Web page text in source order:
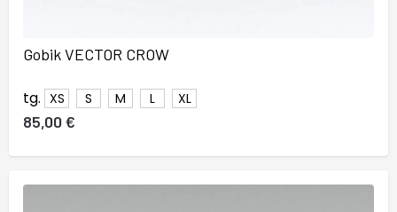
Gobik VECTOR CROW
tg. XS S M L XL
85,00 €